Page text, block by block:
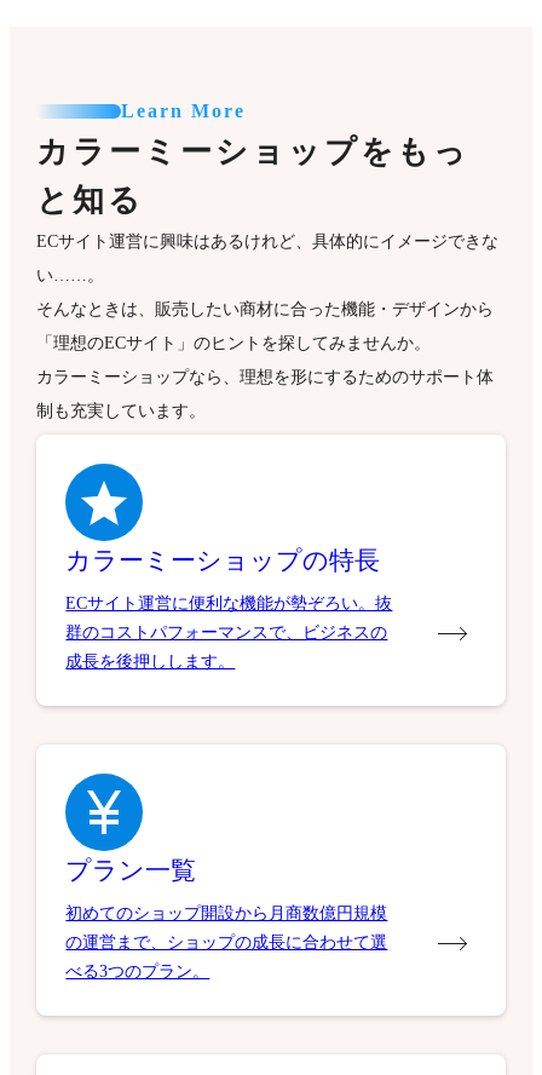
Learn More
カラーミーショップをもっ
と知る
ECサイト運営に興味はあるけれど、具体的にイメージできな
い……。
そんなときは、販売したい商材に合った機能・デザインから
「理想のECサイト」のヒントを探してみませんか。
カラーミーショップなら、理想を形にするためのサポート体
制も充実しています。
カラーミーショップの特長
ECサイト運営に便利な機能が勢ぞろい。抜
群のコストパフォーマンスで、ビジネスの
成長を後押しします。
プラン一覧
初めてのショップ開設から月商数億円規模
の運営まで、ショップの成長に合わせて選
べる3つのプラン。